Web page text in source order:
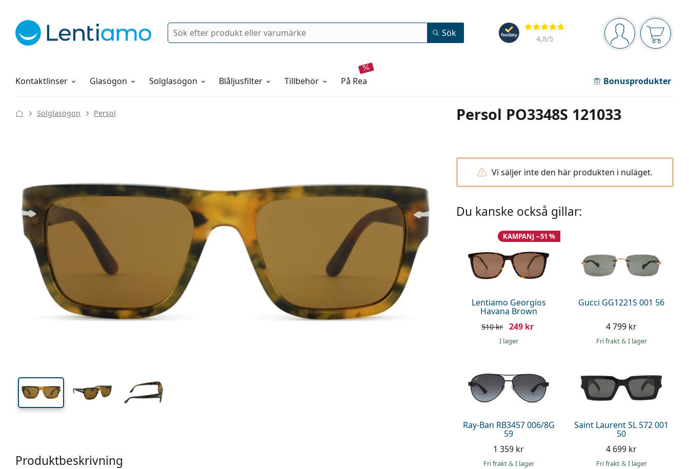
Navigeringsmeny
Du är inloggad
Recensioner
4,8/5
Sök Sök
Kontaktlinser
Linsvätskor Glasögon Solglasögon Blåljusfilter Tillbehör på rea Bonusprodukter
Allt om att handla hos oss
Persol PO3348S 121033
Solglasögon Persol
Vi säljer inte den här produkten i nuläget.
Du kanske också gillar:
Lentiamo Georgios
Havana Brown
KAMPANJ −51 %
510 kr 249 kr
I lager
Gucci GG1221S 001 56
4 799 kr
Fri frakt& I lager
Ray-Ban RB3457 006/8G
59
1 359 kr
Fri frakt& I lager
Saint Laurent SL 572 001
50
4 699 kr
Fri frakt& I lager
Produktbeskrivning